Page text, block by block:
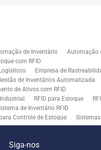
de Inventário
Automação
com RFID
Empresa de
de Inventários Automatizada
de Ativos com RFID
RFID para Estoque
de Inventário RFID
Controle de Estoque
em Rastreamento RFID
Middleware para
Siga-nos